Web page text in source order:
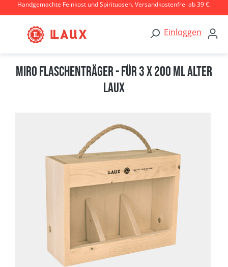
Zum Hauptinhalt springen
Handgemachte Feinkost und Spirituosen. Versandkostenfrei ab 39 €.
Einloggen
Miro Flaschenträger - für 3 x 200 ml Alter
Laux